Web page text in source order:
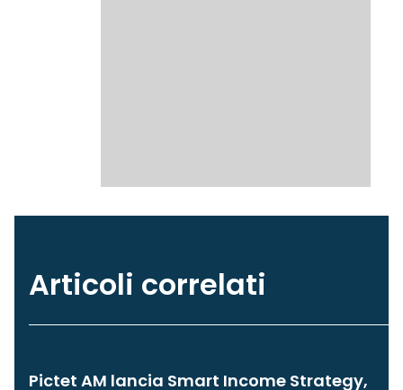
Articoli correlati
Pictet AM lancia Smart Income Strategy,